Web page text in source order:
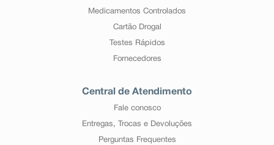
Medicamentos Controlados
Cartão Drogal
Testes Rápidos
Fornecedores
Central de Atendimento
Fale conosco
Entregas, Trocas e Devoluções
Perguntas Frequentes